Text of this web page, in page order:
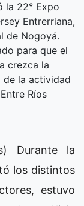
la 22° Expo
Entrerriana,
de Nogoyá.
para que el
crezca la
la actividad
Ríos
Durante la
los distintos
estuvo